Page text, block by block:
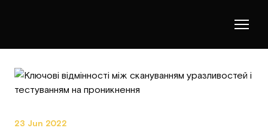
23 Jun 2022